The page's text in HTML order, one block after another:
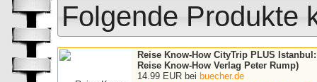
Folgende Produkte
Reise Know-How CityTrip PLUS
Reise Know-How Verlag Peter Rump)
14.99 EUR bei buecher.de